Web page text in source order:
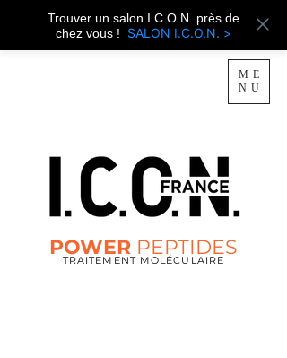
Trouver un salon I.C.O.N. près de
chez vous ! SALON I.C.O.N. >
ME
NU
POWER PEPTIDES
TRAITEMENT MOLÉCULAIRE